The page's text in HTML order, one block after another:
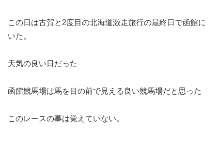
この日は古賀と2度目の北海道激走旅行の最終日で函館に
いた。
天気の良い日だった
函館競馬場は馬を目の前で見える良い競馬場だと思った
このレースの事は覚えていない。